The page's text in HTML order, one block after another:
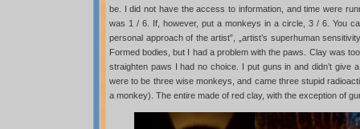
be. I did not have the access to information, and time were
was 1 / 6. If, however, put a monkeys in a circle, 3 / 6. You
personal approach of the artist”, „artist’s superhuman
Formed bodies, but I had a problem with the paws. Clay was
straighten paws I had no choice. I put guns in and didn’t give
were to be three wise monkeys, and came three stupid
a monkey). The entire made of red clay, with the exception of